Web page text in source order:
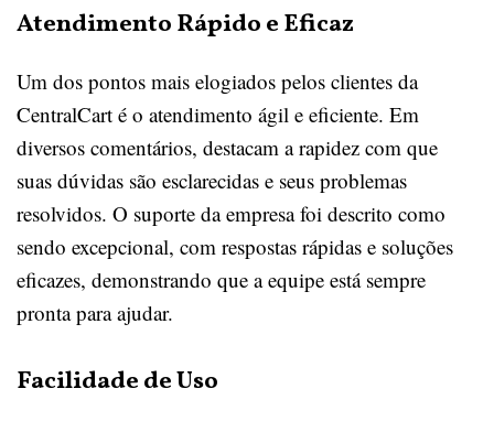
Atendimento Rápido e Eficaz
Um dos pontos mais elogiados pelos clientes da
CentralCart é o atendimento ágil e eficiente. Em
diversos comentários, destacam a rapidez com que
suas dúvidas são esclarecidas e seus problemas
resolvidos. O suporte da empresa foi descrito como
sendo excepcional, com respostas rápidas e soluções
eficazes, demonstrando que a equipe está sempre
pronta para ajudar.
Facilidade de Uso